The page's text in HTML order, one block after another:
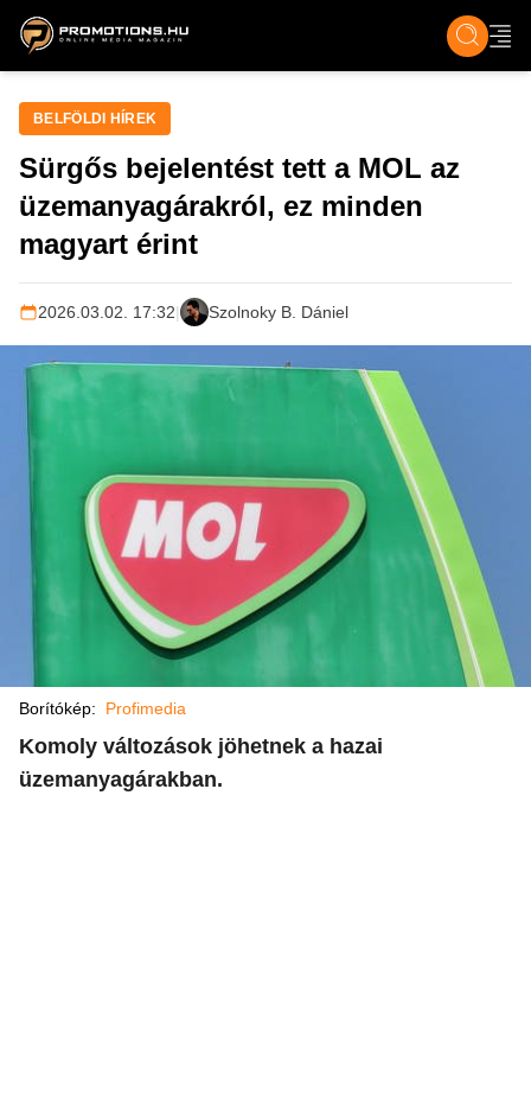
ZENE, FILM & KULT ÉLET TECH &
BELFÖLDI HÍREK
Sürgős bejelentést tett a MOL az
üzemanyagárakról, ez minden
magyart érint
2026.03.02. 17:32| Szolnoky B. Dániel
Borítókép: Profimedia
Komoly változások jöhetnek a hazai
üzemanyagárakban.